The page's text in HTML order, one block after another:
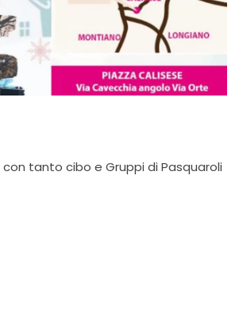
con tanto cibo e Gruppi di Pasquaroli